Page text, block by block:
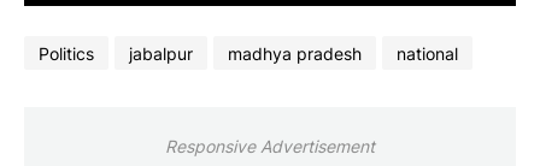
Politics jabalpur madhya pradesh national
Responsive Advertisement